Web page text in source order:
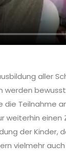
aller
Teilnahme
der
vielmehr